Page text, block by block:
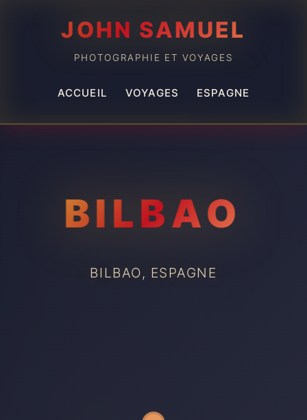
JOHN SAMUEL
PHOTOGRAPHIE ET VOYAGES
ACCUEIL VOYAGES ESPAGNE
BILBAO
BILBAO, ESPAGNE